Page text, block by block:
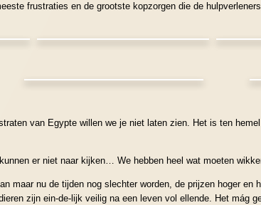
frustraties en de grootste kopzorgen die de
van Egypte willen we je niet laten zien. Het is ten
er niet naar kijken… We hebben heel wat moeten
maar nu de tijden nog slechter worden, de prijzen hoger
zijn ein-de-lijk veilig na een leven vol ellende. Het mág